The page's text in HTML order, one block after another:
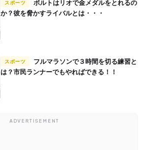
スポーツ
か？彼を脅かすライバルとは・・・
スポーツ
は？市民ランナーでもやればできる！！
ADVERTISEMENT